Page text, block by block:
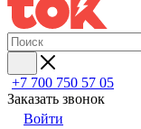
+7 700 750 57 05
Заказать звонок
Войти